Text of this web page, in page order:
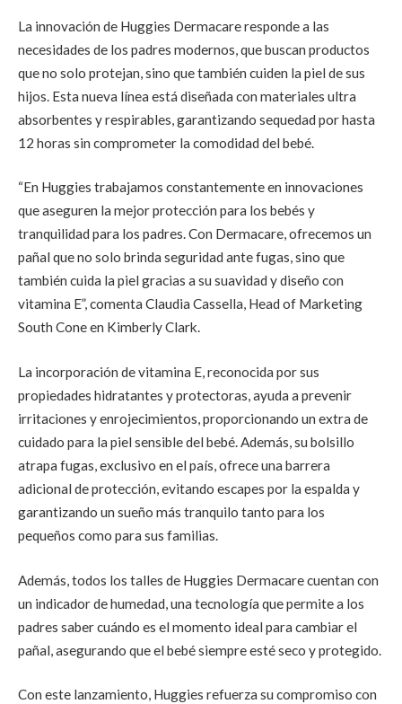
La innovación de Huggies Dermacare responde a las
necesidades de los padres modernos, que buscan productos
que no solo protejan, sino que también cuiden la piel de sus
hijos. Esta nueva línea está diseñada con materiales ultra
absorbentes y respirables, garantizando sequedad por hasta
12 horas sin comprometer la comodidad del bebé.
“En Huggies trabajamos constantemente en innovaciones
que aseguren la mejor protección para los bebés y
tranquilidad para los padres. Con Dermacare, ofrecemos un
pañal que no solo brinda seguridad ante fugas, sino que
también cuida la piel gracias a su suavidad y diseño con
vitamina E”, comenta Claudia Cassella, Head of Marketing
South Cone en Kimberly Clark.
La incorporación de vitamina E, reconocida por sus
propiedades hidratantes y protectoras, ayuda a prevenir
irritaciones y enrojecimientos, proporcionando un extra de
cuidado para la piel sensible del bebé. Además, su bolsillo
atrapa fugas, exclusivo en el país, ofrece una barrera
adicional de protección, evitando escapes por la espalda y
garantizando un sueño más tranquilo tanto para los
pequeños como para sus familias.
Además, todos los talles de Huggies Dermacare cuentan con
un indicador de humedad, una tecnología que permite a los
padres saber cuándo es el momento ideal para cambiar el
pañal, asegurando que el bebé siempre esté seco y protegido.
Con este lanzamiento, Huggies refuerza su compromiso con